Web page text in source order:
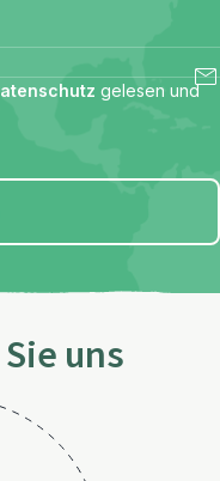
gelesen und
uns